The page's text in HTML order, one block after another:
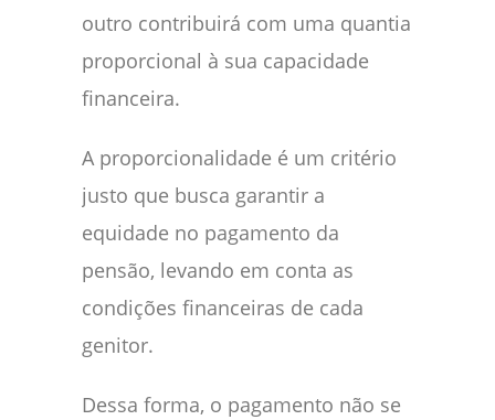
outro contribuirá com uma quantia
proporcional à sua capacidade
financeira.
A proporcionalidade é um critério
justo que busca garantir a
equidade no pagamento da
pensão, levando em conta as
condições financeiras de cada
genitor.
Dessa forma, o pagamento não se